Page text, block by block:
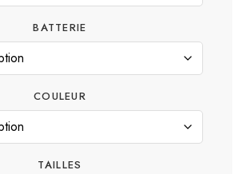
BATTERIE
COULEUR
TAILLES